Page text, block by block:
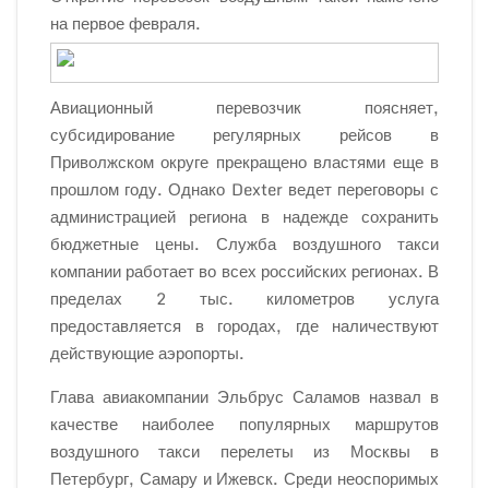
на первое февраля.
Авиационный перевозчик поясняет,
субсидирование регулярных рейсов в
Приволжском округе прекращено властями еще в
прошлом году. Однако Dexter ведет переговоры с
администрацией региона в надежде сохранить
бюджетные цены. Служба воздушного такси
компании работает во всех российских регионах. В
пределах 2 тыс. километров услуга
предоставляется в городах, где наличествуют
действующие аэропорты.
Глава авиакомпании Эльбрус Саламов назвал в
качестве наиболее популярных маршрутов
воздушного такси перелеты из Москвы в
Петербург, Самару и Ижевск. Среди неоспоримых